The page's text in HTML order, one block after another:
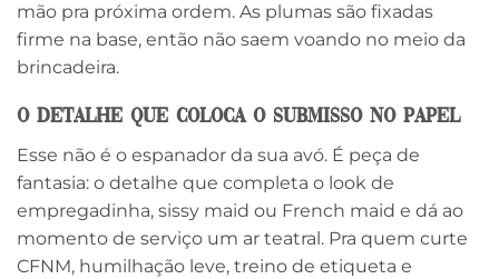
mão pra próxima ordem. As plumas são fixadas
firme na base, então não saem voando no meio da
brincadeira.
O detalhe que coloca o submisso no papel
Esse não é o espanador da sua avó. É peça de
fantasia: o detalhe que completa o look de
empregadinha, sissy maid ou French maid e dá ao
momento de serviço um ar teatral. Pra quem curte
CFNM, humilhação leve, treino de etiqueta e